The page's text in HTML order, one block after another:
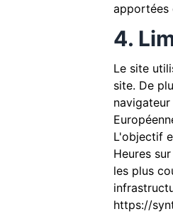
apportées
4.
Le site
site. De
L'objectif
Heures
les plus
https://